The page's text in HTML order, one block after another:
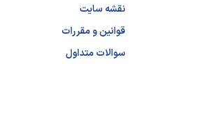
نقشه سایت
قوانین و مقررات
سوالات متداول